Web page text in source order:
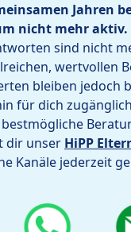
Jahren
nicht mehr aktiv.
sind nicht
wertvollen
bleiben jedoch
für dich
dir unser HiPP
Kanäle jederzeit